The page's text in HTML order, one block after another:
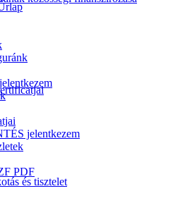
és tisztelet
jelentkezem
PDF